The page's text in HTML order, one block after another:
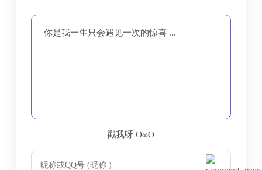
你是我一生只会遇见一次的惊喜 ...
戳我呀 OωO
majsoul